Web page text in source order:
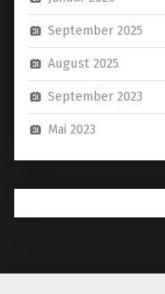
September 2025
August 2025
September 2023
Mai 2023